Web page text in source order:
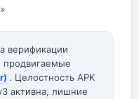
верификации
продвигаемые
. Целостность APK
активна, лишние